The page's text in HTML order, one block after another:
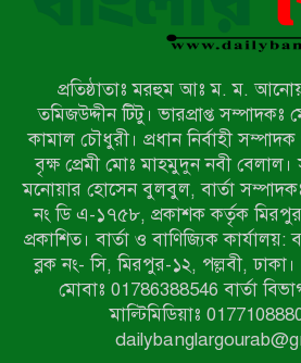
উখিয়ায়
ইয়াবাসহ যুবক
পোরশায় ৭ মাসে
শীর্ষে আত্মহত্যা
হিন্দু বৌদ্ধ
নীলফামারী কমিটি
সদস্য সচিব
দরিয়ানগরে
নিহত: হত্যা
র‌্যাবের জালে
প্রতিষ্ঠাতাঃ মরহুম আঃ ম. ম.
তমিজউদ্দীন টিটু। ভারপ্রাপ্ত
কামাল চৌধুরী। প্রধান নির্বাহী
বৃক্ষ প্রেমী মোঃ মাহমুদুন নবী
মনোয়ার হোসেন বুলবুল, বার্তা
নং ডি এ-১৭৫৮, প্রকাশক কর্তৃক মিরপুর
প্রকাশিত। বার্তা ও বাণিজ্যিক
ব্লক নং- সি, মিরপুর-১২, পল্লবী,
মোবাঃ 01786388546 বার্তা
মাল্টিমিডিয়াঃ